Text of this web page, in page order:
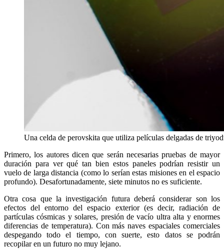
Una celda de perovskita que utiliza películas delgadas de
Primero, los autores dicen que serán necesarias pruebas de mayor
duración para ver qué tan bien estos paneles podrían resistir un
vuelo de larga distancia (como lo serían estas misiones en el espacio
profundo). Desafortunadamente, siete minutos no es suficiente.
Otra cosa que la investigación futura deberá considerar son los
efectos del entorno del espacio exterior (es decir, radiación de
partículas cósmicas y solares, presión de vacío ultra alta y enormes
diferencias de temperatura). Con más naves espaciales comerciales
despegando todo el tiempo, con suerte, esto datos se podrán
recopilar en un futuro no muy lejano.